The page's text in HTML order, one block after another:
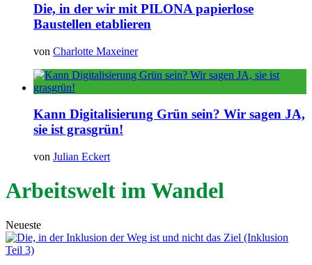
Die, in der wir mit PILONA papierlose
Baustellen etablieren
von Charlotte Maxeiner
Kann Digitalisierung Grün sein? Wir sagen JA,
sie ist grasgrün!
von Julian Eckert
Arbeitswelt im Wandel
Neueste